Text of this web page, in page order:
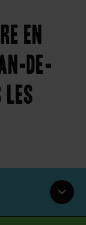
en
de-
les